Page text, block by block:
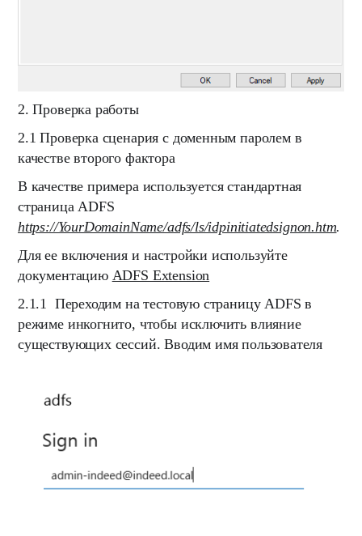
2. Проверка работы
2.1 Проверка сценария с доменным паролем в
качестве второго фактора
В качестве примера используется стандартная
страница ADFS
https://YourDomainName/adfs/ls/idpinitiatedsignon.htm.
Для ее включения и настройки используйте
документацию ADFS Extension
2.1.1 Переходим на тестовую страницу ADFS в
режиме инкогнито, чтобы исключить влияние
существующих сессий. Вводим имя пользователя